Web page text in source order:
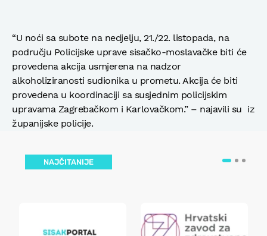
“U noći sa subote na nedjelju, 21./22. listopada, na
području Policijske uprave sisačko-moslavačke biti će
provedena akcija usmjerena na nadzor
alkoholiziranosti sudionika u prometu. Akcija će biti
provedena u koordinaciji sa susjednim policijskim
upravama Zagrebačkom i Karlovačkom.” – najavili su iz
županijske policije.
NAJČITANIJE